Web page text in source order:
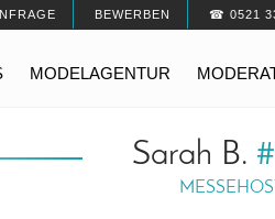
BEWERBEN ☎ 0521
MODELAGENTUR
Sarah B. #